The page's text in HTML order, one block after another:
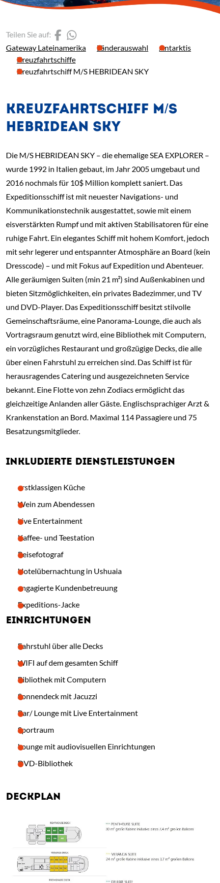
Gateway Lateinamerika Länderauswahl
Antarktis
Kreuzfahrtschiffe
Kreuzfahrtschiff M/S HEBRIDEAN SKY
Teilen Sie auf: (Link öffnet einen neuen
KREUZFAHRTSCHIFF M/S
HEBRIDEAN SKY
Die M/S HEBRIDEAN SKY – die ehemalige SEA EXPLORER –
wurde 1992 in Italien gebaut, im Jahr 2005 umgebaut und
2016 nochmals für 10$ Million komplett saniert. Das
Expeditionsschiff ist mit neuester Navigations- und
Kommunikationstechnik ausgestattet, sowie mit einem
eisverstärkten Rumpf und mit aktiven Stabilisatoren für eine
ruhige Fahrt. Ein elegantes Schiff mit hohem Komfort, jedoch
mit sehr legerer und entspannter Atmosphäre an Board (kein
Dresscode) – und mit Fokus auf Expedition und Abenteuer.
Alle geräumigen Suiten (min 21 m²) sind Außenkabinen und
bieten Sitzmöglichkeiten, ein privates Badezimmer, und TV
und DVD-Player. Das Expeditionsschiff besitzt stilvolle
Gemeinschaftsräume, eine Panorama-Lounge, die auch als
Vortragsraum genutzt wird, eine Bibliothek mit Computern,
ein vorzügliches Restaurant und großzügige Decks, die alle
über einen Fahrstuhl zu erreichen sind. Das Schiff ist für
herausragendes Catering und ausgezeichneten Service
bekannt. Eine Flotte von zehn Zodiacs ermöglicht das
gleichzeitige Anlanden aller Gäste. Englischsprachiger Arzt &
Krankenstation an Bord. Maximal 114 Passagiere und 75
Besatzungsmitglieder.
INKLUDIERTE DIENSTLEISTUNGEN
erstklassigen Küche
Wein zum Abendessen
Live Entertainment
Kaffee- und Teestation
Reisefotograf
Hotelübernachtung in Ushuaia
engagierte Kundenbetreuung
Expeditions-Jacke
EINRICHTUNGEN
Fahrstuhl über alle Decks
WIFI auf dem gesamten Schiff
Bibliothek mit Computern
Sonnendeck mit Jacuzzi
Bar/ Lounge mit Live Entertainment
Sportraum
Lounge mit audiovisuellen Einrichtungen
DVD-Bibliothek
DECKPLAN